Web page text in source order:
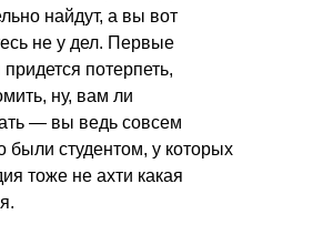
найдут, а вы вот
не у дел. Первые
потерпеть,
ну, вам ли
— вы ведь совсем
были студентом, у которых
тоже не ахти какая